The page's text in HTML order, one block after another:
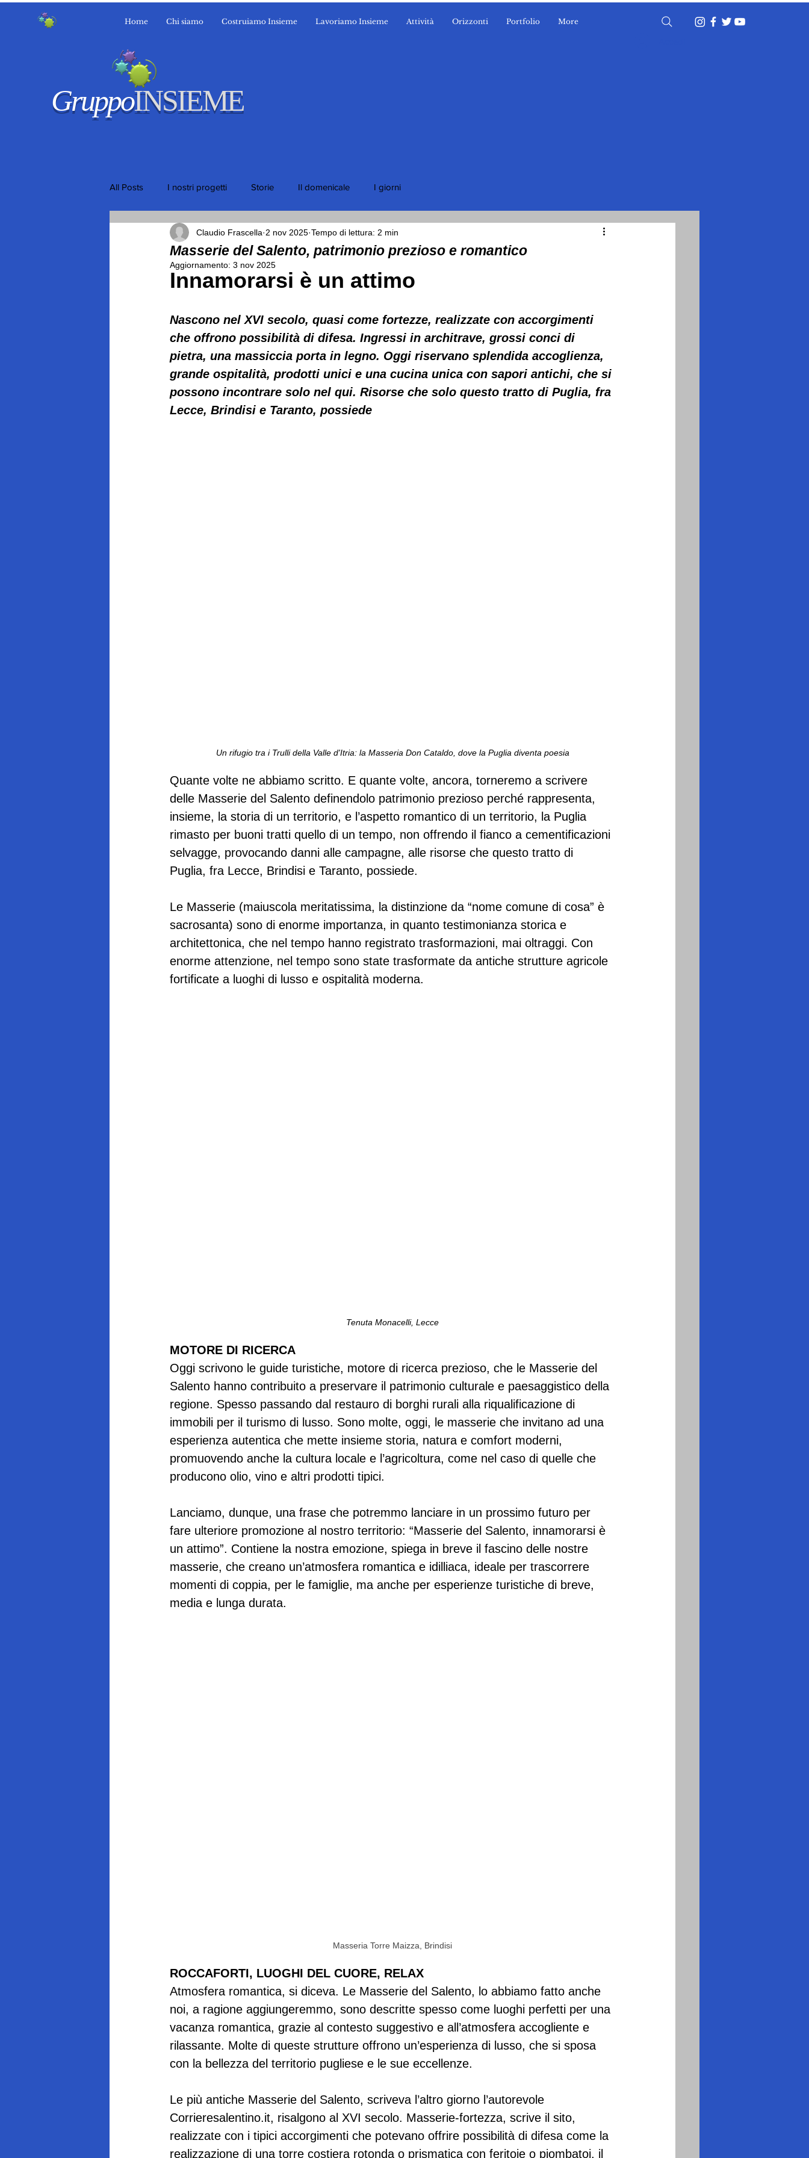
GruppoINSIEME
Home Chi siamo Costruiamo Insieme Lavoriamo Insieme Attività Orizzonti Portfolio More
All Posts I nostri progetti Storie Il domenicale I giorni
Masserie del Salento, patrimonio prezioso e romantico
Claudio Frascella 2 nov 2025 Tempo di lettura: 2 min
Aggiornamento: 3 nov 2025
Innamorarsi è un attimo
Nascono nel XVI secolo, quasi come fortezze, realizzate con accorgimenti
che offrono possibilità di difesa. Ingressi in architrave, grossi conci di
pietra, una massiccia porta in legno. Oggi riservano splendida accoglienza,
grande ospitalità, prodotti unici e una cucina unica con sapori antichi, che si
possono incontrare solo nel qui. Risorse che solo questo tratto di Puglia, fra
Lecce, Brindisi e Taranto, possiede
Un rifugio tra i Trulli della Valle d'Itria: la Masseria Don Cataldo, dove la Puglia diventa poesia
Quante volte ne abbiamo scritto. E quante volte, ancora, torneremo a scrivere
delle Masserie del Salento definendolo patrimonio prezioso perché rappresenta,
insieme, la storia di un territorio, e l’aspetto romantico di un territorio, la Puglia
rimasto per buoni tratti quello di un tempo, non offrendo il fianco a cementificazioni
selvagge, provocando danni alle campagne, alle risorse che questo tratto di
Puglia, fra Lecce, Brindisi e Taranto, possiede.
Le Masserie (maiuscola meritatissima, la distinzione da “nome comune di cosa” è
sacrosanta) sono di enorme importanza, in quanto testimonianza storica e
architettonica, che nel tempo hanno registrato trasformazioni, mai oltraggi. Con
enorme attenzione, nel tempo sono state trasformate da antiche strutture agricole
fortificate a luoghi di lusso e ospitalità moderna.
Tenuta Monacelli, Lecce
MOTORE DI RICERCA
Oggi scrivono le guide turistiche, motore di ricerca prezioso, che le Masserie del
Salento hanno contribuito a preservare il patrimonio culturale e paesaggistico della
regione. Spesso passando dal restauro di borghi rurali alla riqualificazione di
immobili per il turismo di lusso. Sono molte, oggi, le masserie che invitano ad una
esperienza autentica che mette insieme storia, natura e comfort moderni,
promuovendo anche la cultura locale e l’agricoltura, come nel caso di quelle che
producono olio, vino e altri prodotti tipici.
Lanciamo, dunque, una frase che potremmo lanciare in un prossimo futuro per
fare ulteriore promozione al nostro territorio: “Masserie del Salento, innamorarsi è
un attimo”. Contiene la nostra emozione, spiega in breve il fascino delle nostre
masserie, che creano un’atmosfera romantica e idilliaca, ideale per trascorrere
momenti di coppia, per le famiglie, ma anche per esperienze turistiche di breve,
media e lunga durata.
Masseria Torre Maizza, Brindisi
ROCCAFORTI, LUOGHI DEL CUORE, RELAX
Atmosfera romantica, si diceva. Le Masserie del Salento, lo abbiamo fatto anche
noi, a ragione aggiungeremmo, sono descritte spesso come luoghi perfetti per una
vacanza romantica, grazie al contesto suggestivo e all’atmosfera accogliente e
rilassante. Molte di queste strutture offrono un’esperienza di lusso, che si sposa
con la bellezza del territorio pugliese e le sue eccellenze.
Le più antiche Masserie del Salento, scriveva l’altro giorno l’autorevole
Corrieresalentino.it, risalgono al XVI secolo. Masserie-fortezza, scrive il sito,
realizzate con i tipici accorgimenti che potevano offrire possibilità di difesa come la
realizzazione di una torre costiera rotonda o prismatica con feritoie o piombatoi, il